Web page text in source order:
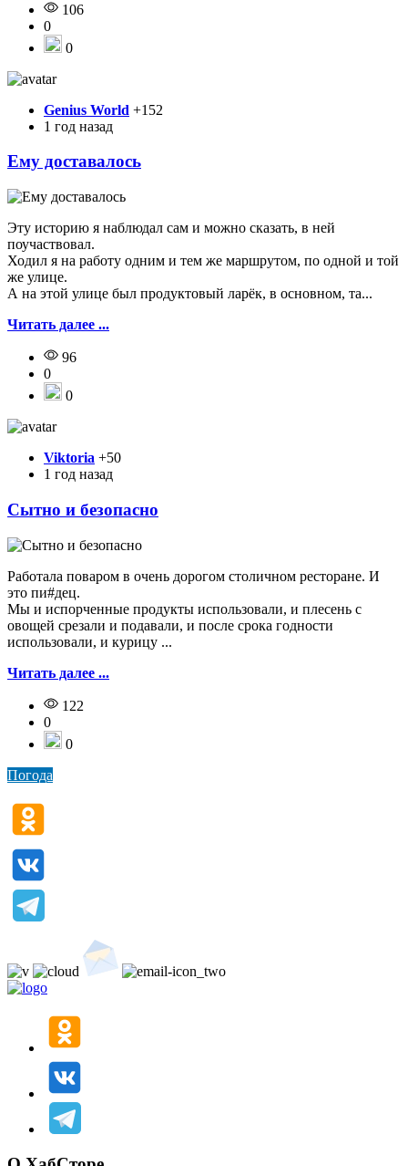
106
0
0
Genius World +152
1 год назад
Ему доставалось
Эту историю я наблюдал сам и можно сказать, в ней
поучаствовал.
Ходил я на работу одним и тем же маршрутом, по одной и той
же улице.
А на этой улице был продуктовый ларёк, в основном, та...
Читать далее ...
96
0
0
Viktoria +50
1 год назад
Сытно и безопасно
Работала поваром в очень дорогом столичном ресторане. И
это пи#дец.
Мы и испорченные продукты использовали, и плесень с
овощей срезали и подавали, и после срока годности
использовали, и курицу ...
Читать далее ...
122
0
0
Погода